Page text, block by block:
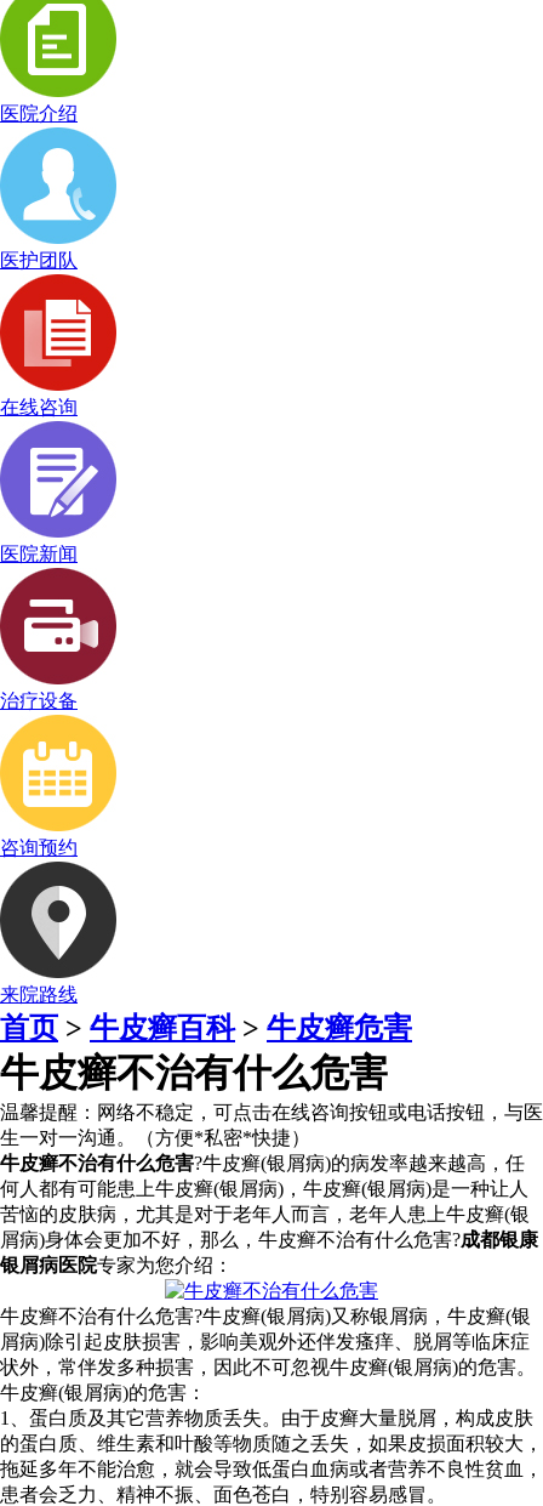
医院介绍
医护团队
在线咨询
医院新闻
治疗设备
咨询预约
来院路线
首页 > 牛皮癣百科> 牛皮癣危害
牛皮癣不治有什么危害
温馨提醒： 网络不稳定，可点击在线咨询按钮或电话按钮，与医
生一对一沟通。（方便*私密*快捷）
牛皮癣不治有什么危害?牛皮癣(银屑病)的病发率越来越高，任
何人都有可能患上牛皮癣(银屑病)，牛皮癣(银屑病)是一种让人
苦恼的皮肤病，尤其是对于老年人而言，老年人患上牛皮癣(银
屑病)身体会更加不好，那么，牛皮癣不治有什么危害?成都银康
银屑病医院专家为您介绍：
牛皮癣不治有什么危害?牛皮癣(银屑病)又称银屑病，牛皮癣(银
屑病)除引起皮肤损害，影响美观外还伴发瘙痒、脱屑等临床症
状外，常伴发多种损害，因此不可忽视牛皮癣(银屑病)的危害。
牛皮癣(银屑病)的危害：
1、蛋白质及其它营养物质丢失。由于皮癣大量脱屑，构成皮肤
的蛋白质、维生素和叶酸等物质随之丢失，如果皮损面积较大，
拖延多年不能治愈，就会导致低蛋白血病或者营养不良性贫血，
患者会乏力、精神不振、面色苍白，特别容易感冒。